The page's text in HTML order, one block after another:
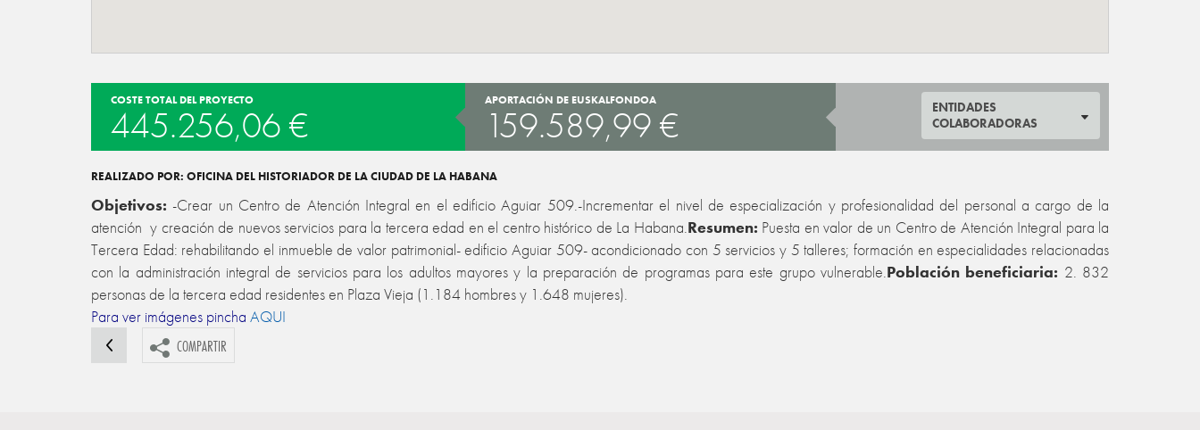
COSTE TOTAL DEL PROYECTO
445.256,06 €
APORTACIÓN DE EUSKALFONDOA
159.589,99 €
ENTIDADES
COLABORADORAS
REALIZADO POR: OFICINA DEL HISTORIADOR DE LA CIUDAD DE LA HABANA
Objetivos: -Crear un Centro de Atención Integral en el edificio Aguiar 509.-Incrementar el nivel de especialización y profesionalidad del personal a cargo de la
atención y creación de nuevos servicios para la tercera edad en el centro histórico de La Habana.Resumen: Puesta en valor de un Centro de Atención Integral para la
Tercera Edad: rehabilitando el inmueble de valor patrimonial- edificio Aguiar 509- acondicionado con 5 servicios y 5 talleres; formación en especialidades relacionadas
con la administración integral de servicios para los adultos mayores y la preparación de programas para este grupo vulnerable.Población beneficiaria: 2. 832
personas de la tercera edad residentes en Plaza Vieja (1.184 hombres y 1.648 mujeres).
Para ver imágenes pincha AQUI
COMPARTIR